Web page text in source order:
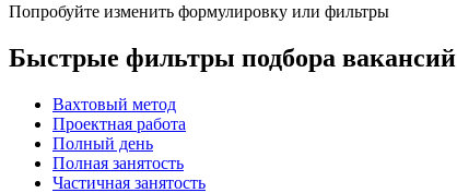
Попробуйте изменить формулировку или фильтры
Быстрые фильтры подбора вакансий
Вахтовый метод
Проектная работа
Полный день
Полная занятость
Частичная занятость